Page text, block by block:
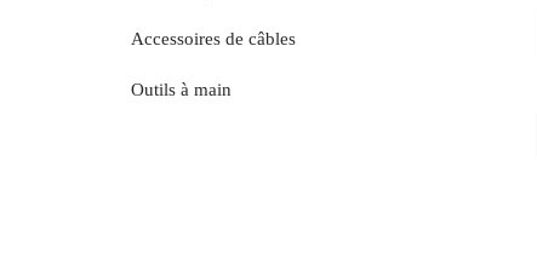
Accessoires de câbles
Outils à main